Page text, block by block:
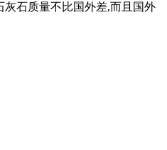
石质量不比国外差,而且国外